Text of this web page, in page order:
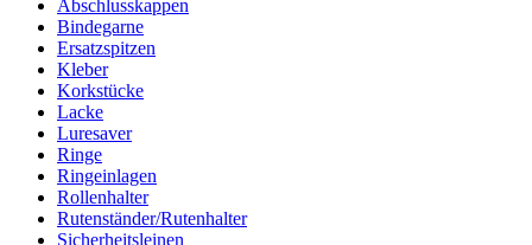
Abschlusskappen
Bindegarne
Ersatzspitzen
Kleber
Korkstücke
Lacke
Luresaver
Ringe
Ringeinlagen
Rollenhalter
Rutenständer/Rutenhalter
Sicherheitsleinen